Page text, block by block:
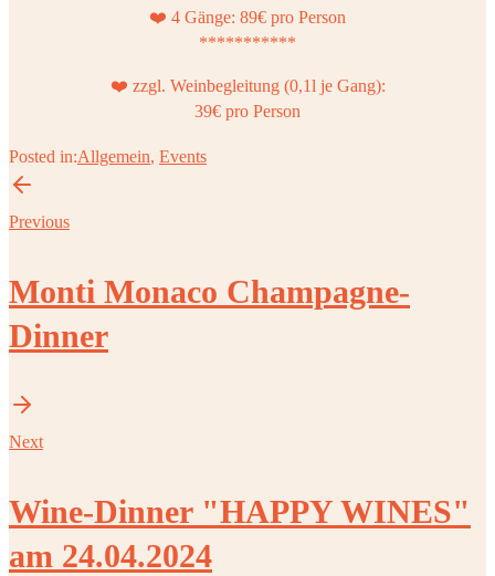
❤️ 4 Gänge: 89€ pro Person
***********
❤️ zzgl. Weinbegleitung (0,1l je Gang):
39€ pro Person
Posted in:Allgemein, Events
Previous
Monti Monaco Champagne-
Dinner
Next
Wine-Dinner "HAPPY WINES"
am 24.04.2024